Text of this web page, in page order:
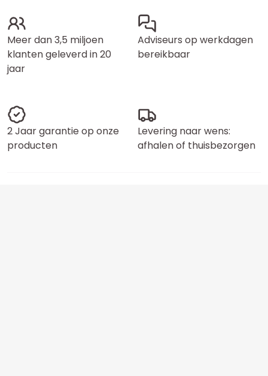
Meer dan 3,5 miljoen
klanten geleverd in 20
jaar
Adviseurs op werkdagen
bereikbaar
2 Jaar garantie op onze
producten
Levering naar wens:
afhalen of thuisbezorgen